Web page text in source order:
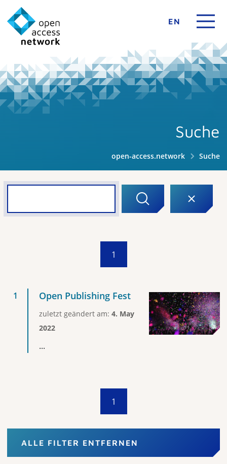
EN
Suche
open-access.network Suche
1
Open Publishing Fest
zuletzt geändert am: 4. May
2022
...
1
ALLE FILTER ENTFERNEN